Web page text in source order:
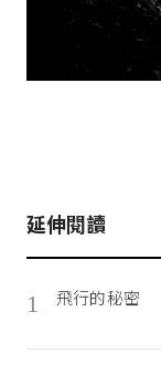
延伸閱讀
1 飛行的秘密